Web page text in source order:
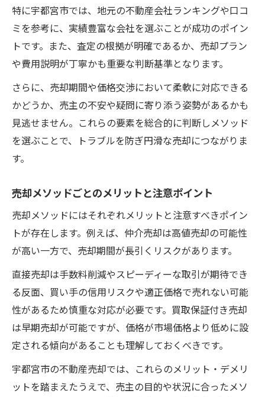
特に宇都宮市では、地元の不動産会社ランキングや口コ
ミを参考に、実績豊富な会社を選ぶことが成功のポイン
トです。また、査定の根拠が明確であるか、売却プラン
や費用説明が丁寧かも重要な判断基準となります。
さらに、売却期間や価格交渉において柔軟に対応できる
かどうか、売主の不安や疑問に寄り添う姿勢があるかも
見逃せません。これらの要素を総合的に判断しメソッド
を選ぶことで、トラブルを防ぎ円滑な売却につながりま
す。
売却メソッドごとのメリットと注意ポイント
売却メソッドにはそれぞれメリットと注意すべきポイン
トが存在します。例えば、仲介売却は高値売却の可能性
が高い一方で、売却期間が長引くリスクがあります。
直接売却は手数料削減やスピーディーな取引が期待でき
る反面、買い手の信用リスクや適正価格で売れない可能
性があるため慎重な対応が必要です。買取保証付き売却
は早期売却が可能ですが、価格が市場価格より低めに設
定される傾向があることも理解しておくべきです。
宇都宮市の不動産売却では、これらのメリット・デメリ
ットを踏まえたうえで、売主の目的や状況に合ったメソ